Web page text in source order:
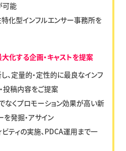
可能
化型インフルエンサー事務所を
化する企画・キャストを提案
、定量的・定性的に最良なインフ
投稿内容をご提案
なくプロモーション効果が高い新
を発掘・アサイン
ビティの実施、PDCA運用まで一